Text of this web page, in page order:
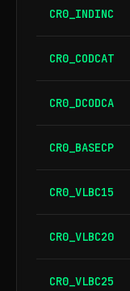
CR0_INDINC
CR0_CODCAT
CR0_DCODCA
CR0_BASECP
CR0_VLBC15
CR0_VLBC20
CR0_VLBC25